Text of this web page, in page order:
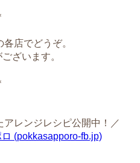
店でどうぞ。
ざいます。
レンジレシピ公開中！／
(pokkasapporo-fb.jp)